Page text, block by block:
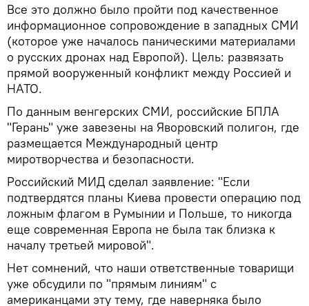
Все это должно было пройти под качественное
информационное сопровождение в западных СМИ
(которое уже началось паническими материалами
о русских дронах над Европой). Цель: развязать
прямой вооруженный конфликт между Россией и
НАТО.
По данным венгерских СМИ, российские БПЛА
"Герань" уже завезены на Яворовский полигон, где
размещается Международный центр
миротворчества и безопасности.
Российский МИД сделал заявление: "Если
подтвердятся планы Киева провести операцию под
ложным флагом в Румынии и Польше, то никогда
еще современная Европа не была так близка к
началу третьей мировой".
Нет сомнений, что наши ответственные товарищи
уже обсудили по "прямым линиям" с
американцами эту тему, где наверняка было